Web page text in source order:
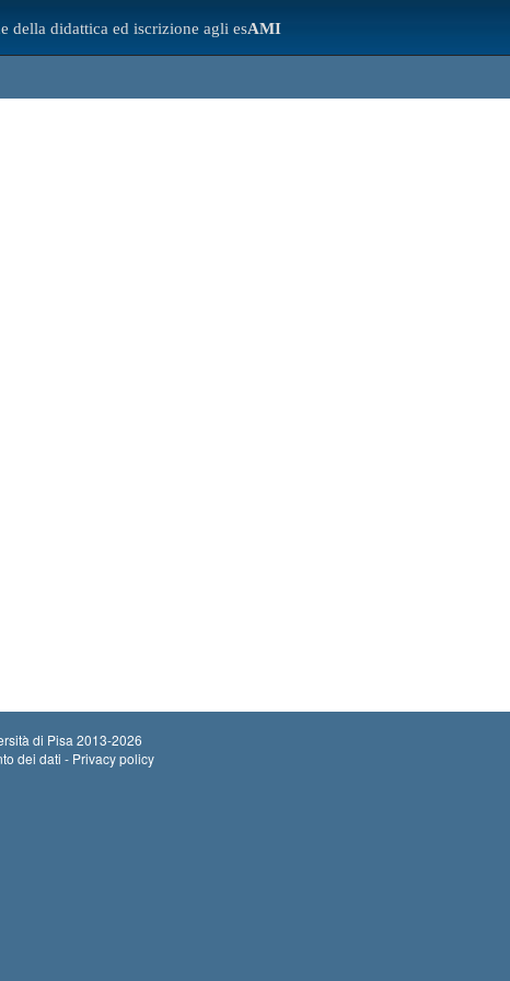
della didattica ed iscrizione agli esAMI
di Pisa 2013-2026
dei dati - Privacy policy